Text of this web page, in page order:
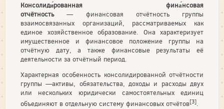
Консолиди́рованная фина́нсовая
отчётность— финансовая отчётность группы
взаимосвязанных организаций, рассматриваемых как
единое хозяйственное образование. Она характеризует
имущественное и финансовое положение группы на
отчётную дату, а также финансовые результаты её
деятельности за отчётный период.
Характерная особенность консолидированной отчётности
группы —активы, обязательства, доходы и расходы двух
или нескольких юридически самостоятельных единиц
объединяют в отдельную систему финансовых отчётов[3].